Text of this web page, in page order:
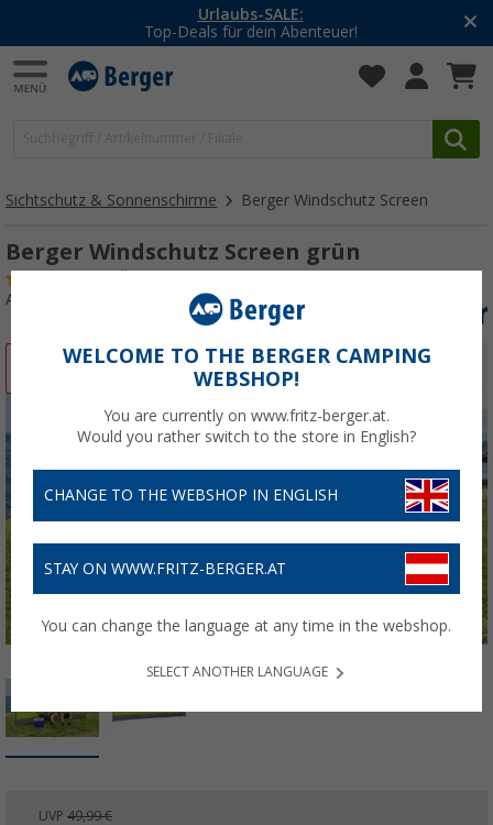
-20% auf Kleidung und Schuhe
Mit dem Aktionscode20SSV
Sichtschutz & Sonnenschirme Berger Windschutz Screen
Berger Windschutz Screen grün
Art.-Nr.: 328410
UVP 49,99 €
WELCOME TO THE BERGER CAMPING
WEBSHOP!
You are currently on www.fritz-berger.at.
Would you rather switch to the store in English?
CHANGE TO THE WEBSHOP IN ENGLISH
STAY ON WWW.FRITZ-BERGER.AT
You can change the language at any time in the webshop.
SELECT ANOTHER LANGUAGE